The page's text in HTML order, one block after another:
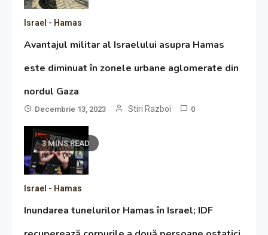
Israel - Hamas
Avantajul militar al Israelului asupra Hamas
este diminuat în zonele urbane aglomerate din
nordul Gaza
Decembrie 13, 2023 Stiri Razboi 0
3 MINS READ
Israel - Hamas
Inundarea tunelurilor Hamas în Israel; IDF